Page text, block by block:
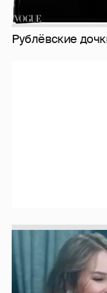
Рублёвские
Неужели